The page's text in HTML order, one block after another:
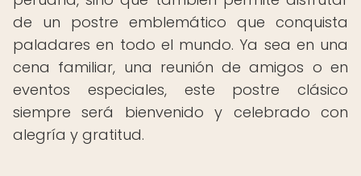
de un postre emblemático que conquista
paladares en todo el mundo. Ya sea en una
cena familiar, una reunión de amigos o en
eventos especiales, este postre clásico
siempre será bienvenido y celebrado con
alegría y gratitud.